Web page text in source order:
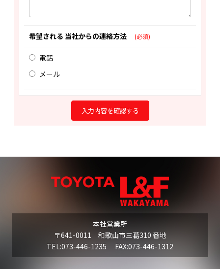
希望される 当社からの連絡方法 (必須)
電話
メール
本社営業所
〒641-0011 和歌山市三葛310 番地
TEL:073-446-1235 FAX:073-446-1312